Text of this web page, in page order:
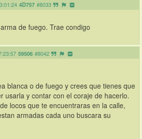
4D757 #8033
de fuego. Trae condigo
59506 #8042
blanca o de fuego y crees que tienes que
usarla y contar con el coraje de hacerlo.
locos que te encuentraras en la calle,
armadas cada uno buscara su